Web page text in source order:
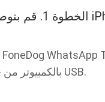
بالكمبيوتر من خلال كبلات USB.